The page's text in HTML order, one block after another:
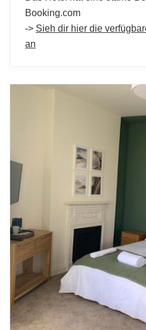
Booking.com
-> Sieh dir hier die
an